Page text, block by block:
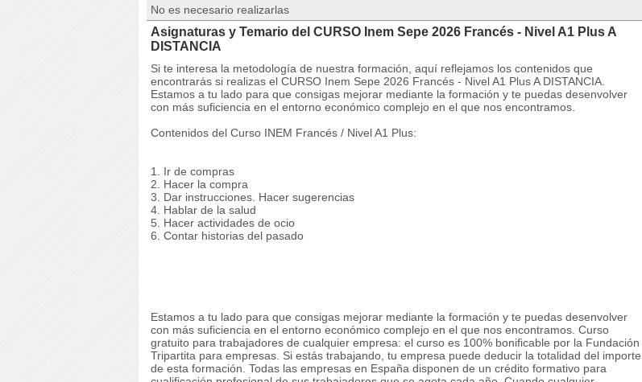
No es necesario realizarlas
Asignaturas y Temario del CURSO Inem Sepe 2026 Francés - Nivel A1 Plus A
DISTANCIA
Si te interesa la metodología de nuestra formación, aquí reflejamos los contenidos que
encontrarás si realizas el CURSO Inem Sepe 2026 Francés - Nivel A1 Plus A DISTANCIA.
Estamos a tu lado para que consigas mejorar mediante la formación y te puedas desenvolver
con más suficiencia en el entorno económico complejo en el que nos encontramos.
Contenidos del Curso INEM Francés / Nivel A1 Plus:
1. Ir de compras
2. Hacer la compra
3. Dar instrucciones. Hacer sugerencias
4. Hablar de la salud
5. Hacer actividades de ocio
6. Contar historias del pasado
Estamos a tu lado para que consigas mejorar mediante la formación y te puedas desenvolver
con más suficiencia en el entorno económico complejo en el que nos encontramos. Curso
gratuito para trabajadores de cualquier empresa: el curso es 100% bonificable por la Fundación
Tripartita para empresas. Si estás trabajando, tu empresa puede deducir la totalidad del importe
de esta formación. Todas las empresas en España disponen de un crédito formativo para